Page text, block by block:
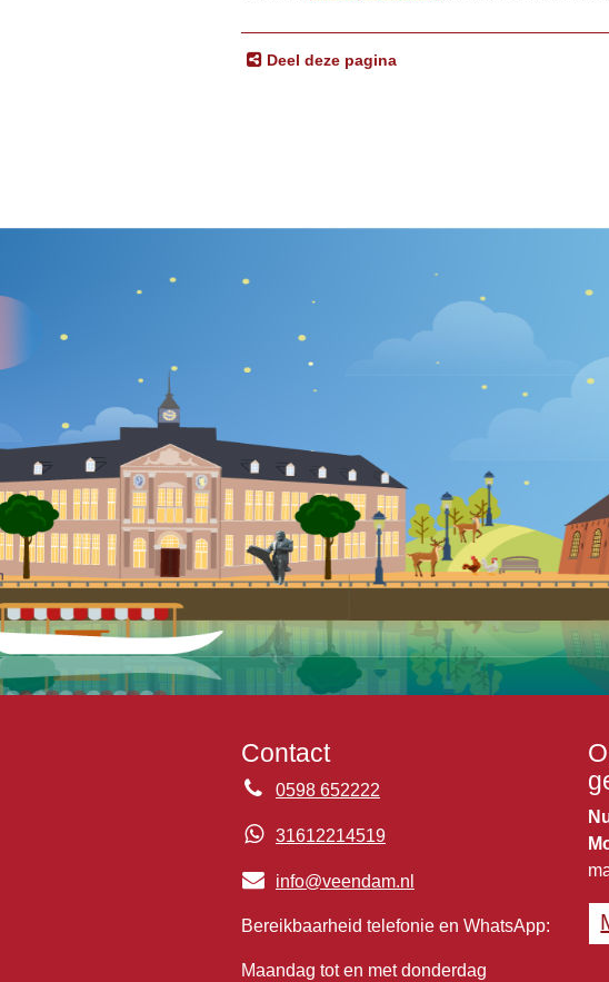
Deel deze pagina
Contact
0598 652222
31612214519
info@veendam.nl
Bereikbaarheid telefonie en WhatsApp:
Maandag tot en met donderdag